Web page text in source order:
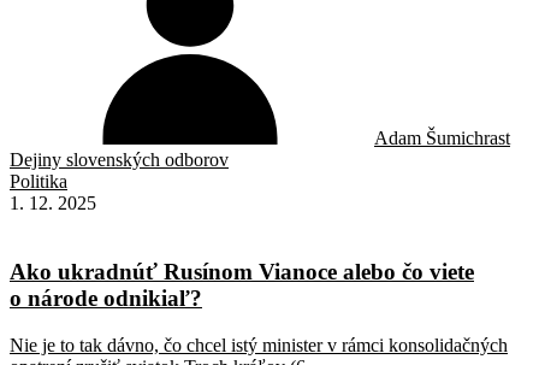
Adam Šumichrast
Dejiny slovenských odborov
Politika
1. 12. 2025
Ako ukradnúť Rusínom Vianoce alebo čo viete
o národe odnikiaľ?
Nie je to tak dávno, čo chcel istý minister v rámci konsolidačných